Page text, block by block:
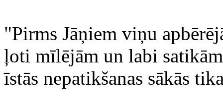
"Pirms Jāņiem viņu
ļoti mīlējām un labi
īstās nepatikšanas sākās